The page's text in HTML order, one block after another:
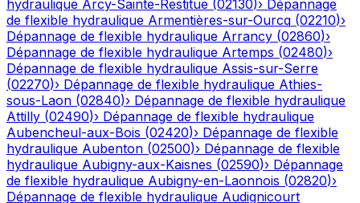
hydraulique Arcy-Sainte-Restitue (02130)› Dépannage
de flexible hydraulique Armentières-sur-Ourcq (02210)›
Dépannage de flexible hydraulique Arrancy (02860)›
Dépannage de flexible hydraulique Artemps (02480)›
Dépannage de flexible hydraulique Assis-sur-Serre
(02270)› Dépannage de flexible hydraulique Athies-
sous-Laon (02840)› Dépannage de flexible hydraulique
Attilly (02490)› Dépannage de flexible hydraulique
Aubencheul-aux-Bois (02420)› Dépannage de flexible
hydraulique Aubenton (02500)› Dépannage de flexible
hydraulique Aubigny-aux-Kaisnes (02590)› Dépannage
de flexible hydraulique Aubigny-en-Laonnois (02820)›
Dépannage de flexible hydraulique Audignicourt